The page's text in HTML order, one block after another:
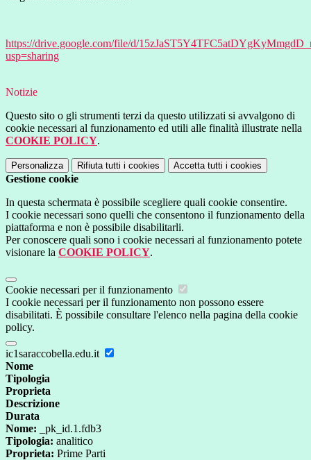
https://drive.google.com/file/d/
usp=sharing
Notizie
Questo sito o gli strumenti terzi da questo utilizzati si avvalgono di
cookie necessari al funzionamento ed utili alle finalità illustrate nella
COOKIE POLICY.
Personalizza Rifiuta tutti i cookies Accetta tutti i cookies
Gestione cookie
In questa schermata è possibile scegliere quali cookie consentire.
I cookie necessari sono quelli che consentono il funzionamento della
piattaforma e non è possibile disabilitarli.
Per conoscere quali sono i cookie necessari al funzionamento potete
visionare la COOKIE POLICY.
Cookie necessari per il funzionamento
I cookie necessari per il funzionamento non possono essere
disabilitati. È possibile consultare l'elenco nella pagina della cookie
policy.
ic1saraccobella.edu.it
Nome
Tipologia
Proprieta
Descrizione
Durata
Nome: _pk_id.1.fdb3
Tipologia: analitico
Proprieta: Prime Parti